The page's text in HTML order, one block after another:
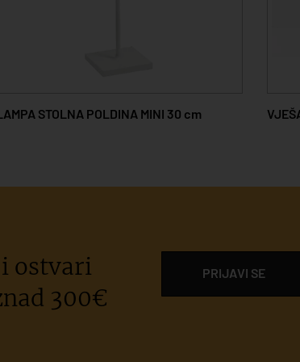
STOLNA POLDINA MINI 30 cm
ostvari
300€
PRIJAVI SE